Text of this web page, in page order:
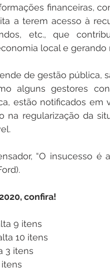
financeiras,
a terem acesso à
etc., que
local e gerando
de gestão pública,
alguns gestores
estão notificados em
na regularização da
“O insucesso é
confira!
9 itens
10 itens
3 itens